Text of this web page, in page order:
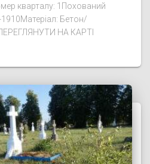
кварталу: 1Похований
Бетон/
НА КАРТІ